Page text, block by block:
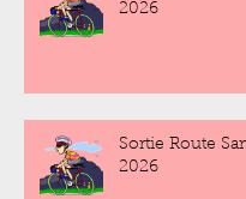
2026
Sortie Route
2026